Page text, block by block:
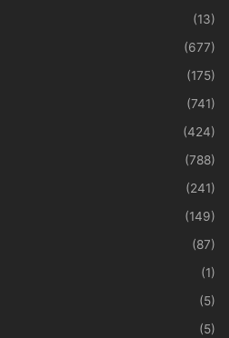
(13)
(677)
(175)
(741)
(424)
(788)
(241)
(149)
(87)
(1)
(5)
(5)